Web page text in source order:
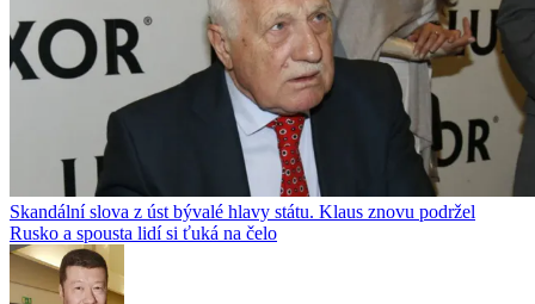
Skandální slova z úst bývalé hlavy státu. Klaus znovu podržel
Rusko a spousta lidí si ťuká na čelo